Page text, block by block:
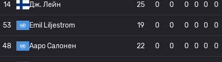
14 Дж. Лейн 25 0 0 0 0 0 0
53 Emil Liljestrom 19 0 0 0 0 0 0
48 Ааро Салонен 22 0 0 0 0 0 0